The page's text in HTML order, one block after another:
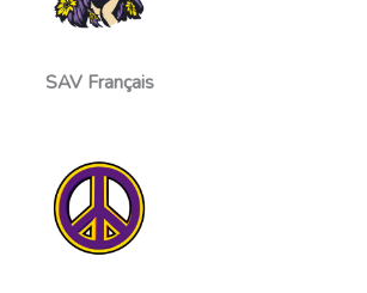
SAV Français